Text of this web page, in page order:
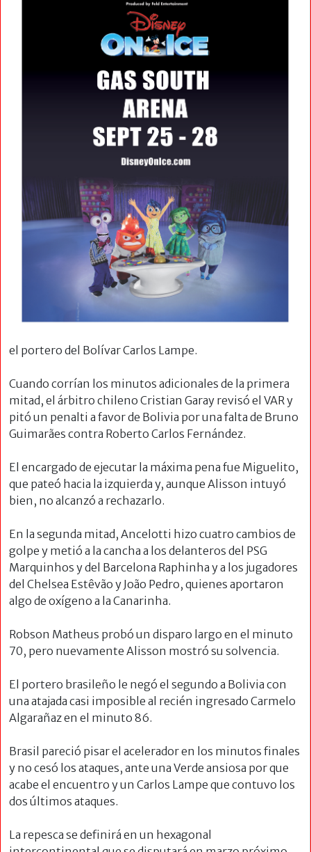
el portero del Bolívar Carlos Lampe.
Cuando corrían los minutos adicionales de la primera
mitad, el árbitro chileno Cristian Garay revisó el VAR y
pitó un penalti a favor de Bolivia por una falta de Bruno
Guimarães contra Roberto Carlos Fernández.
El encargado de ejecutar la máxima pena fue Miguelito,
que pateó hacia la izquierda y, aunque Alisson intuyó
bien, no alcanzó a rechazarlo.
En la segunda mitad, Ancelotti hizo cuatro cambios de
golpe y metió a la cancha a los delanteros del PSG
Marquinhos y del Barcelona Raphinha y a los jugadores
del Chelsea Estêvão y João Pedro, quienes aportaron
algo de oxígeno a la Canarinha.
Robson Matheus probó un disparo largo en el minuto
70, pero nuevamente Alisson mostró su solvencia.
El portero brasileño le negó el segundo a Bolivia con
una atajada casi imposible al recién ingresado Carmelo
Algarañaz en el minuto 86.
Brasil pareció pisar el acelerador en los minutos finales
y no cesó los ataques, ante una Verde ansiosa por que
acabe el encuentro y un Carlos Lampe que contuvo los
dos últimos ataques.
La repesca se definirá en un hexagonal